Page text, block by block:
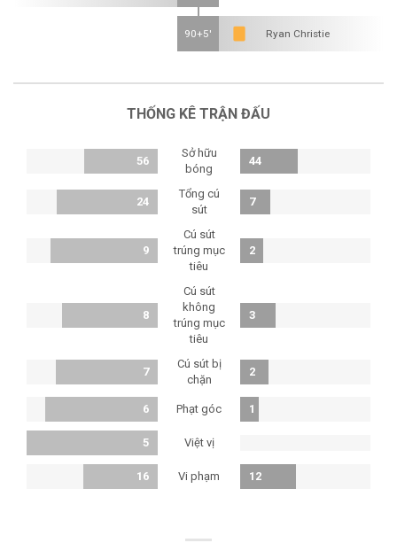
90+5' Ryan Christie
THỐNG KÊ TRẬN ĐẤU
56
Sở hữu
bóng
44
24
Tổng cú
sút
7
9
Cú sút
trúng mục
tiêu
2
8
Cú sút
không
trúng mục
tiêu
3
7
Cú sút bị
chặn
2
6 Phạt góc 1
5 Việt vị
16 Vi phạm 12